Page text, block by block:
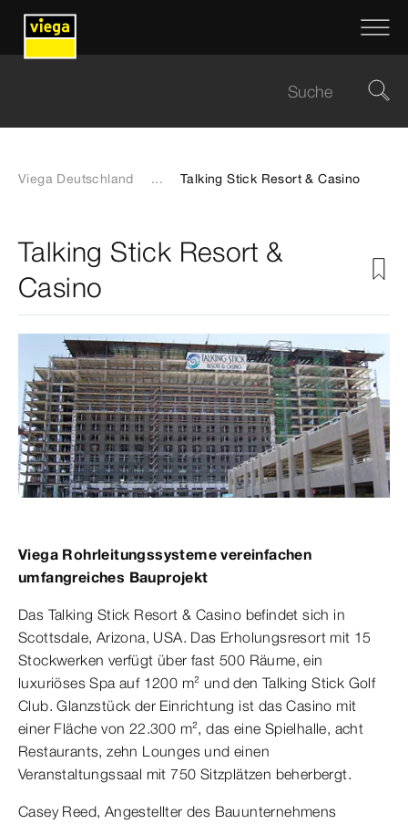
Viega Deutschland ... Talking Stick Resort & Casino
Talking Stick Resort &
Casino
Viega Rohrleitungssysteme vereinfachen
umfangreiches Bauprojekt
Das Talking Stick Resort & Casino befindet sich in
Scottsdale, Arizona, USA. Das Erholungsresort mit 15
Stockwerken verfügt über fast 500 Räume, ein
luxuriöses Spa auf 1200 m² und den Talking Stick Golf
Club. Glanzstück der Einrichtung ist das Casino mit
einer Fläche von 22.300 m², das eine Spielhalle, acht
Restaurants, zehn Lounges und einen
Veranstaltungssaal mit 750 Sitzplätzen beherbergt.
Casey Reed, Angestellter des Bauunternehmens